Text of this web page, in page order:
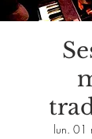
lun. 01